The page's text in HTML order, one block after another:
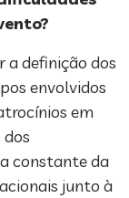
a definição dos
envolvidos
em
constante da
junto à